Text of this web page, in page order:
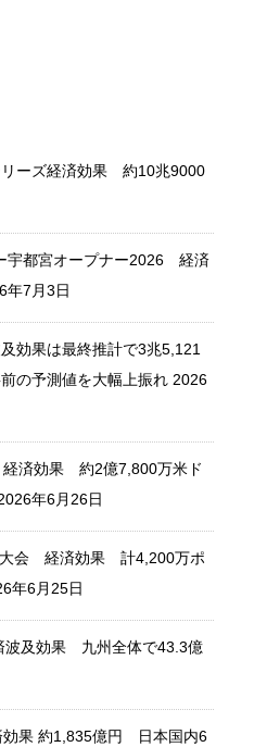
リーズ経済効果 約10兆9000
宇都宮オープナー2026 経済
年7月3日
効果は最終推計で3兆5,121
の予測値を大幅上振れ 2026
済効果 約2億7,800万米ド
年6月26日
大会 経済効果 計4,200万ポ
年6月25日
及効果 九州全体で43.3億
効果 約1,835億円 日本国内6